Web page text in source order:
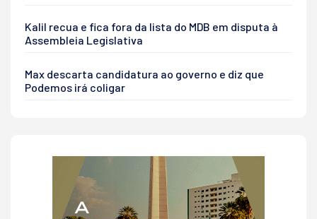
Kalil recua e fica fora da lista do MDB em disputa à
Assembleia Legislativa
Max descarta candidatura ao governo e diz que
Podemos irá coligar